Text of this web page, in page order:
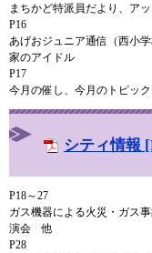
まちかど特派員だより、ア
P16
あげおジュニア通信（西小
家のアイドル
P17
今月の催し、今月のトピッ
シティ情報
P18～27
ガス機器による火災・ガス
演会 他
P28